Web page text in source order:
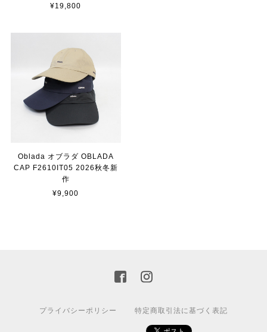
¥19,800
Oblada オブラダ OBLADA
CAP F2610IT05 2026秋冬新
作
¥9,900
プライバシーポリシー 特定商取引法に基づく表記